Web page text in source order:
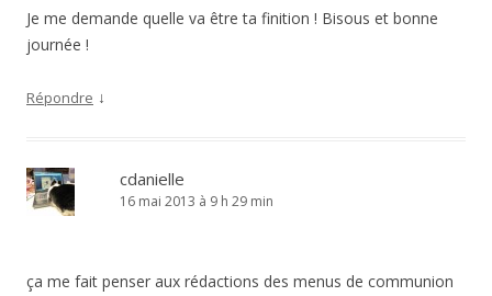
Je me demande quelle va être ta finition ! Bisous et bonne
journée !
Répondre ↓
cdanielle
16 mai 2013 à 9 h 29 min
ça me fait penser aux rédactions des menus de communion